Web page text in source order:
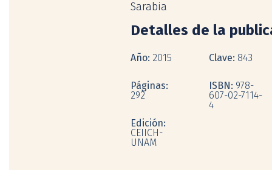
Sarabia
Detalles de la
Año: 2015
Páginas:
292
Edición:
CEIICH-
UNAM
Clave: 843
ISBN: 978-
607-02-7114-
4